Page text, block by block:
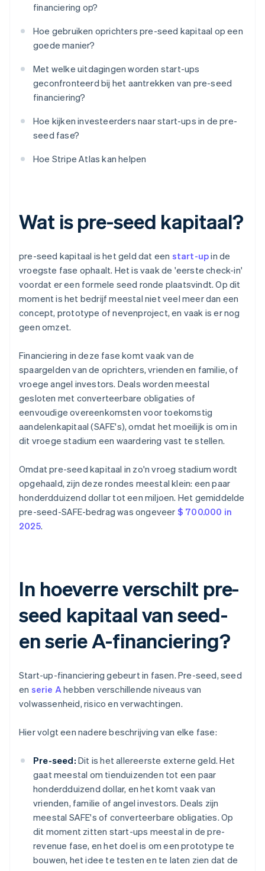
financiering op?
Hoe gebruiken oprichters pre-seed kapitaal op een
goede manier?
Met welke uitdagingen worden start-ups
geconfronteerd bij het aantrekken van pre-seed
financiering?
Hoe kijken investeerders naar start-ups in de pre-
seed fase?
Hoe Stripe Atlas kan helpen
Wat is pre-seed kapitaal?
pre-seed kapitaal is het geld dat een start-upin de
vroegste fase ophaalt. Het is vaak de 'eerste check-in'
voordat er een formele seed ronde plaatsvindt. Op dit
moment is het bedrijf meestal niet veel meer dan een
concept, prototype of nevenproject, en vaak is er nog
geen omzet.
Financiering in deze fase komt vaak van de
spaargelden van de oprichters, vrienden en familie, of
vroege angel investors. Deals worden meestal
gesloten met converteerbare obligaties of
eenvoudige overeenkomsten voor toekomstig
aandelenkapitaal (SAFE's), omdat het moeilijk is om in
dit vroege stadium een waardering vast te stellen.
Omdat pre-seed kapitaal in zo'n vroeg stadium wordt
opgehaald, zijn deze rondes meestal klein: een paar
honderdduizend dollar tot een miljoen. Het gemiddelde
pre-seed-SAFE-bedrag was ongeveer $ 700.000 in
2025.
In hoeverre verschilt pre-
seed kapitaal van seed-
en serie A-financiering?
Start-up-financiering gebeurt in fasen. Pre-seed, seed
en serie Ahebben verschillende niveaus van
volwassenheid, risico en verwachtingen.
Hier volgt een nadere beschrijving van elke fase:
Pre-seed: Dit is het allereerste externe geld. Het
gaat meestal om tienduizenden tot een paar
honderdduizend dollar, en het komt vaak van
vrienden, familie of angel investors. Deals zijn
meestal SAFE's of converteerbare obligaties. Op
dit moment zitten start-ups meestal in de pre-
revenue fase, en het doel is om een prototype te
bouwen, het idee te testen en te laten zien dat de